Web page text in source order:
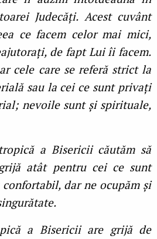
Judecăți. Acest cuvânt
ce facem celor mai mici,
de fapt Lui îi facem.
cele care se referă strict la
sau la cei ce sunt privați
nevoile sunt și spirituale,
a Bisericii căutăm să
atât pentru cei ce sunt
dar ne ocupăm și
a Bisericii are grijă de